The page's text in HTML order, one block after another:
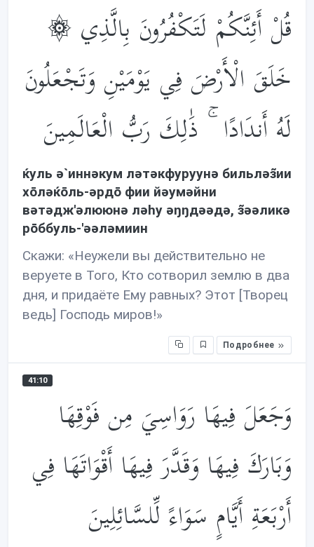
۞ قُلْ أَئِنَّكُمْ لَتَكْفُرُونَ بِالَّذِي
خَلَقَ الْأَرْضَ فِي يَوْمَيْنِ وَتَجْعَلُونَ
لَهُ أَندَادًا ۚ ذَ‌ٰلِكَ رَبُّ الْعَالَمِينَ
ќуль ə`иннəкум лəтəкфуруунə бильлəз̃ии
хōлəќōль-əрдō фии йəумəйни
вəтəдж'əлююнə лəhу əŋŋдəəдə, з̃əəликə
рōббуль-'əəлəмиин
Скажи: «Неужели вы действительно не
веруете в Того, Кто сотворил землю в два
дня, и придаёте Ему равных? Этот [Творец
ведь] Господь миров!»
Подробнее
41:10
وَجَعَلَ فِيهَا رَوَاسِيَ مِن فَوْقِهَا
وَبَارَكَ فِيهَا وَقَدَّرَ فِيهَا أَقْوَاتَهَا فِي
أَرْبَعَةِ أَيَّامٍ سَوَاءً لِّلسَّائِلِينَ